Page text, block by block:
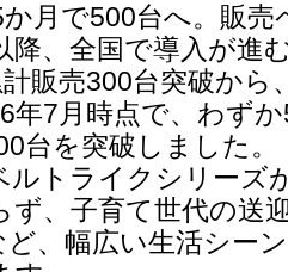
月で500台へ。販売
降、全国で導入が進
販売300台突破から
年7月時点で、わず
台を突破しました。
ルトライクシリーズ
ず、子育て世代の送
ど、幅広い生活シー